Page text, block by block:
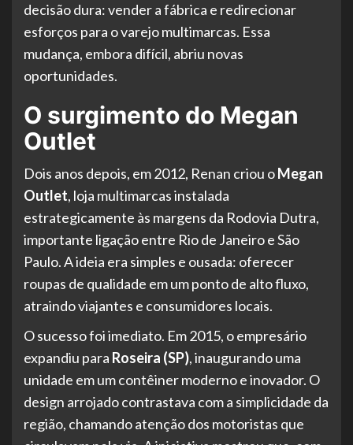
decisão dura: vender a fábrica e redirecionar
esforços para o varejo multimarcas. Essa
mudança, embora difícil, abriu novas
oportunidades.
O surgimento do Megan
Outlet
Dois anos depois, em 2012, Renan criou oMegan
Outlet, loja multimarcas instalada
estrategicamente às margens da Rodovia Dutra,
importante ligação entre Rio de Janeiro e São
Paulo. A ideia era simples e ousada: oferecer
roupas de qualidade em um ponto de alto fluxo,
atraindo viajantes e consumidores locais.
O sucesso foi imediato. Em 2015, o empresário
expandiu para Roseira (SP), inaugurando uma
unidade em um contêiner moderno e inovador. O
design arrojado contrastava com a simplicidade da
região, chamando atenção dos motoristas que